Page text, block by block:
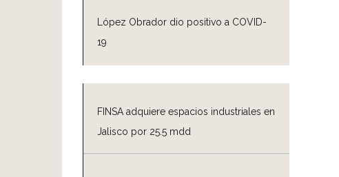
López Obrador dio positivo a COVID-
19
FINSA adquiere espacios industriales en
Jalisco por 25.5 mdd